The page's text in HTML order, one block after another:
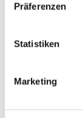
Präferenzen
Statistiken
Marketing